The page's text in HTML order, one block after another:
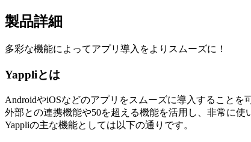
製品詳細
多彩な機能によってアプリ導入をよりスムーズに！
Yappliとは
AndroidやiOSなどのアプリをスムーズに導入することを
外部との連携機能や50を超える機能を活用し、非常に使
Yappliの主な機能としては以下の通りです。